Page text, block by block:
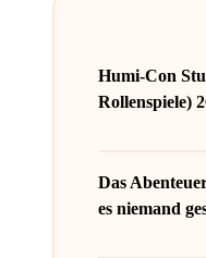
Humi-Con
Rollenspiele)
Das
es niemand